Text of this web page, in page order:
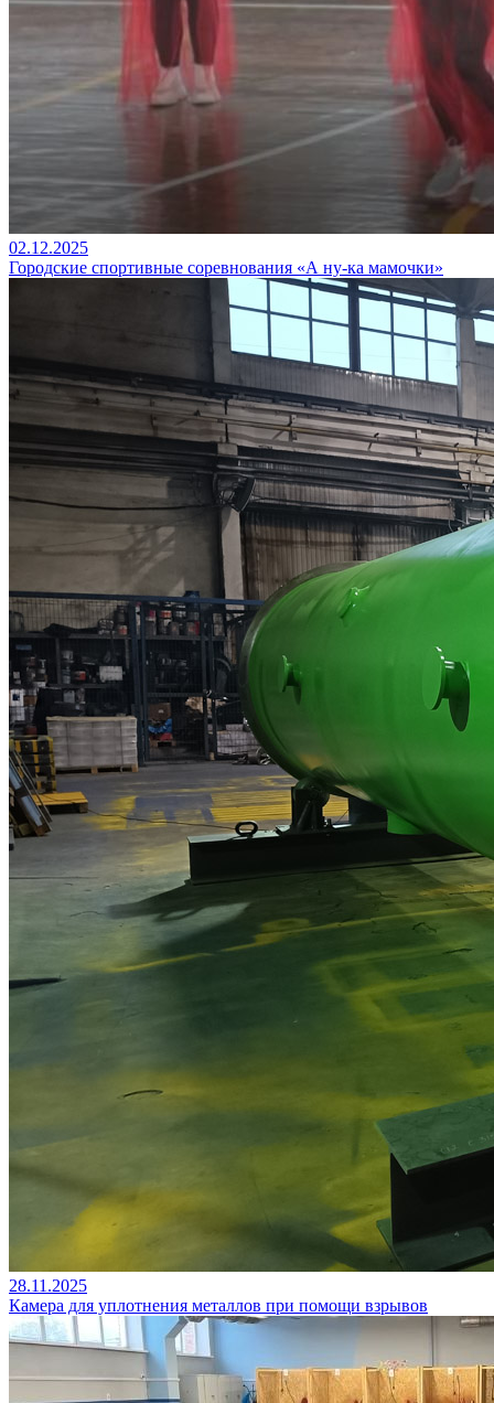
02.12.2025
Городские спортивные соревнования «А ну-ка мамочки»
28.11.2025
Камера для уплотнения металлов при помощи взрывов